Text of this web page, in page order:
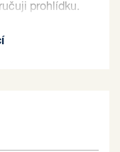
prohlídku.